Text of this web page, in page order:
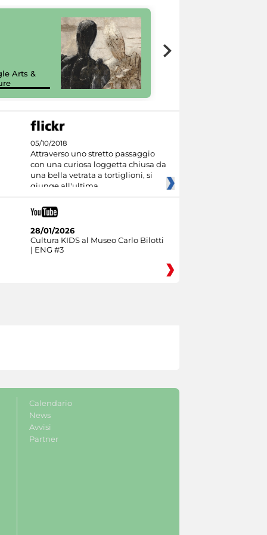
Arts &
05/10/2018
Attraverso uno stretto passaggio
con una curiosa loggetta chiusa da
una bella vetrata a tortiglioni, si
giunge all'ultima
28/01/2026
Cultura KIDS al Museo Carlo Bilotti
| ENG #3
Calendario
News
Avvisi
Partner